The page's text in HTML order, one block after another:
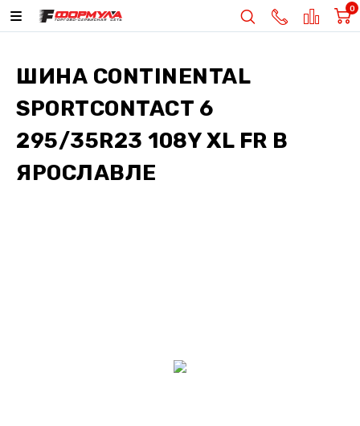
0
ШИНА CONTINENTAL
SPORTCONTACT 6
295/35R23 108Y XL FR В
ЯРОСЛАВЛЕ